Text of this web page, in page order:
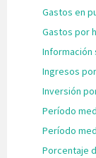
Gastos en
Gastos por
Información
Ingresos
Inversión
Período
Período
Porcentaje